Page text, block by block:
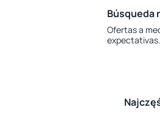
Búsqueda
Ofertas a
expectativas.